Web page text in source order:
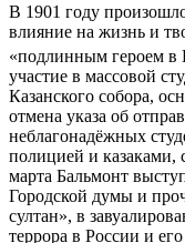
В 1901 году
влияние на жизнь и
«подлинным героем в
участие в массовой
Казанского собора,
отмена указа об
неблагонадёжных
полицией и казаками,
марта Бальмонт
Городской думы и
султан», в
террора в России и